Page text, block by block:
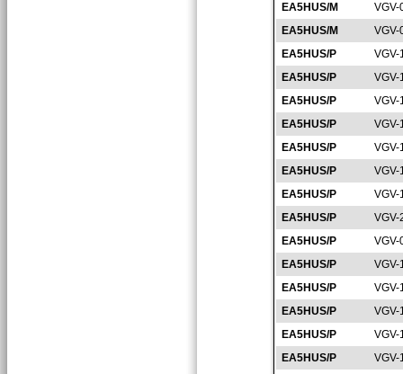
EA5HUS/M
VGV-
EA5HUS/M
VGV-
EA5HUS/P
VGV-
EA5HUS/P
VGV-
EA5HUS/P
VGV-
EA5HUS/P
VGV-
EA5HUS/P
VGV-
EA5HUS/P
VGV-
EA5HUS/P
VGV-
EA5HUS/P
VGV-
EA5HUS/P
VGV-
EA5HUS/P
VGV-
EA5HUS/P
VGV-
EA5HUS/P
VGV-
EA5HUS/P
VGV-
EA5HUS/P
VGV-